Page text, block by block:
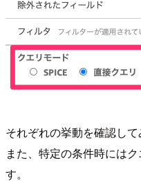
それぞれの挙動を確認して
また、特定の条件時には
す。